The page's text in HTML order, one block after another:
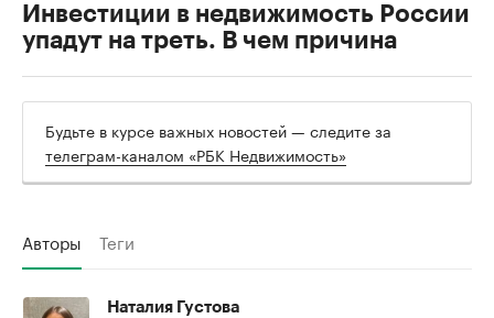
Инвестиции в недвижимость России
упадут на треть. В чем причина
Будьте в курсе важных новостей — следите за
телеграм-каналом «РБК Недвижимость»
Авторы Теги
Наталия Густова